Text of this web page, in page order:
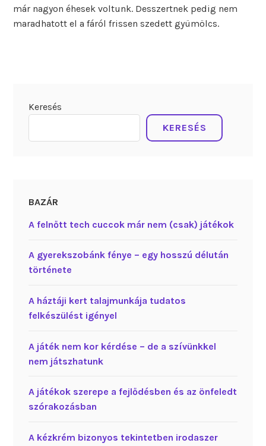
már nagyon éhesek voltunk. Desszertnek pedig nem
maradhatott el a fáról frissen szedett gyümölcs.
Keresés
KERESÉS
BAZÁR
A felnőtt tech cuccok már nem (csak) játékok
A gyerekszobánk fénye – egy hosszú délután
története
A háztáji kert talajmunkája tudatos
felkészülést igényel
A játék nem kor kérdése – de a szívünkkel
nem játszhatunk
A játékok szerepe a fejlődésben és az önfeledt
szórakozásban
A kézkrém bizonyos tekintetben irodaszer